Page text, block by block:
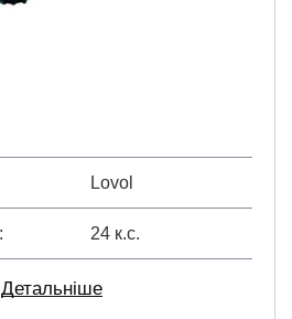
Lovol
24 к.с.
Детальніше